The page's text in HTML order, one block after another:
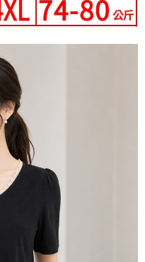
址：
或監護人之同意方可使用
起之損失，本公司不負相關責
別帳號之用戶狀況，依本公司即
足之情形，本公司將視審查結果
註冊。若發現惡意使用之情形，
使用額度並採取法律行動。
費
費
費